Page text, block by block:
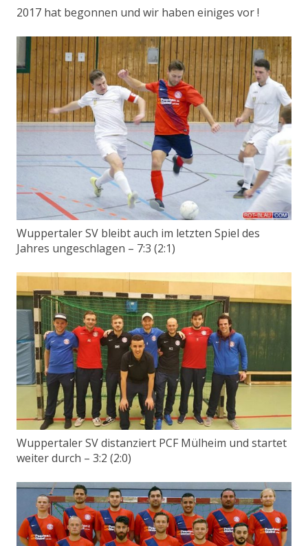
2017 hat begonnen und wir haben einiges vor !
Wuppertaler SV bleibt auch im letzten Spiel des
Jahres ungeschlagen – 7:3 (2:1)
Wuppertaler SV distanziert PCF Mülheim und startet
weiter durch – 3:2 (2:0)